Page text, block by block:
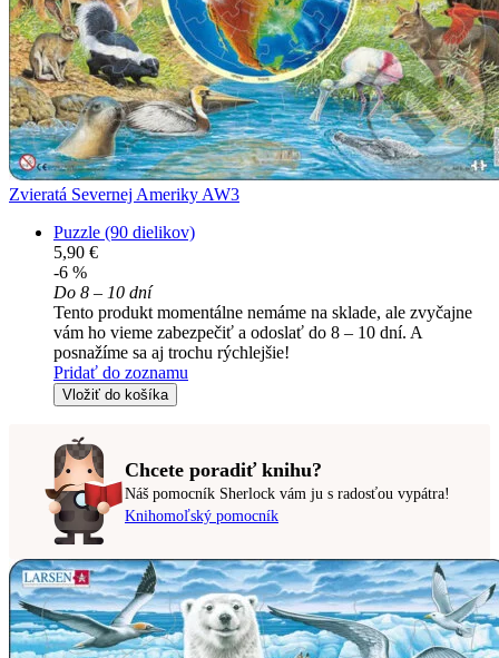
Zvieratá Severnej Ameriky AW3
Puzzle (90 dielikov)
5,90 €
-6 %
Do 8 – 10 dní
Tento produkt momentálne nemáme na sklade, ale zvyčajne
vám ho vieme zabezpečiť a odoslať do 8 – 10 dní. A
posnažíme sa aj trochu rýchlejšie!
Pridať do zoznamu
Vložiť do košíka
Chcete poradiť knihu?
Náš pomocník Sherlock vám ju s radosťou vypátra!
Knihomoľský pomocník